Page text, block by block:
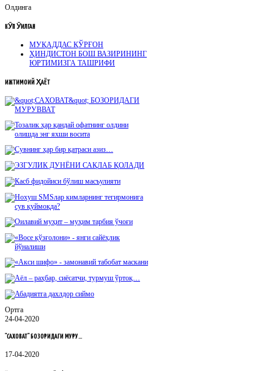
Олдинга
КӮП ӮҚИЛГАН
МУҚАДДАС ҚЎРҒОН
ҲИНДИСТОН БОШ ВАЗИРИНИНГ
ЮРТИМИЗГА ТАШРИФИ
ИЖТИМОИЙ ҲАЁТ
Ортга
24-04-2020
"САХОВАТ" БОЗОРИДАГИ МУРУ…
17-04-2020